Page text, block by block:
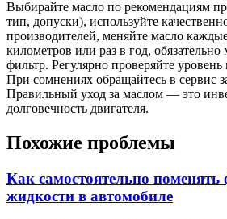
Выбирайте масло по рекомендациям
тип, допуски), используйте
производителей, меняйте масло
километров или раз в год,
фильтр. Регулярно проверяйте уровень
При сомнениях обращайтесь в сервис
Правильный уход за маслом — это
долговечность двигателя.
Похожие проблемы
Как самостоятельно
жидкости в автомобиле